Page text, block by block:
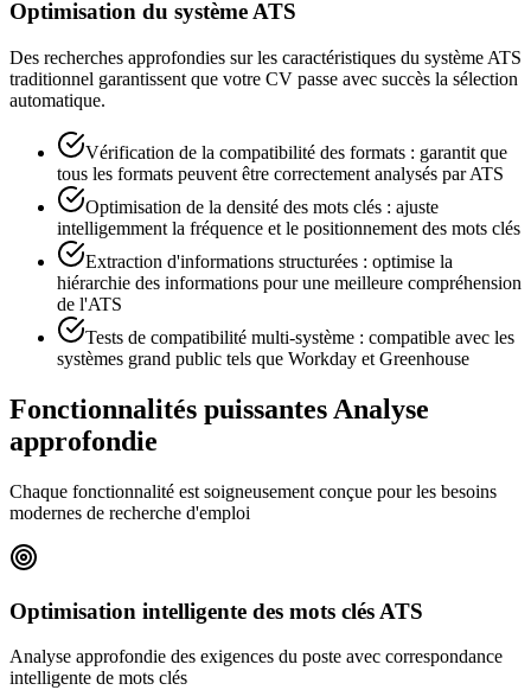
Optimisation du système ATS
Des recherches approfondies sur les caractéristiques du système ATS
traditionnel garantissent que votre CV passe avec succès la sélection
automatique.
Vérification de la compatibilité des formats : garantit que
tous les formats peuvent être correctement analysés par ATS
Optimisation de la densité des mots clés : ajuste
intelligemment la fréquence et le positionnement des mots clés
Extraction d'informations structurées : optimise la
hiérarchie des informations pour une meilleure compréhension
de l'ATS
Tests de compatibilité multi-système : compatible avec les
systèmes grand public tels que Workday et Greenhouse
Fonctionnalités puissantes Analyse
approfondie
Chaque fonctionnalité est soigneusement conçue pour les besoins
modernes de recherche d'emploi
Optimisation intelligente des mots clés ATS
Analyse approfondie des exigences du poste avec correspondance
intelligente de mots clés